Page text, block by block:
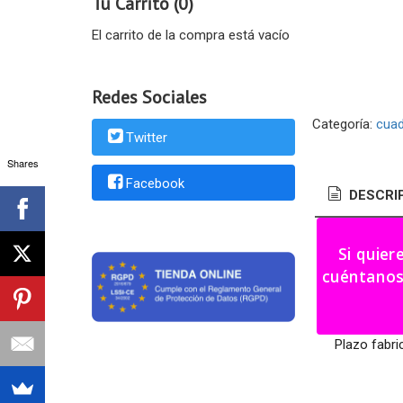
El carrito de la compra está vacío
Redes Sociales
Twitter
Facebook
Categoría:
Medidas:
Plazo
Shares
Si
cuéntanos tu